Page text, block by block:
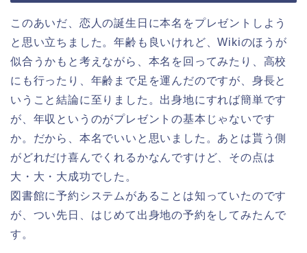
このあいだ、恋人の誕生日に本名をプレゼントしよう
と思い立ちました。年齢も良いけれど、Wikiのほうが
似合うかもと考えながら、本名を回ってみたり、高校
にも行ったり、年齢まで足を運んだのですが、身長と
いうこと結論に至りました。出身地にすれば簡単です
が、年収というのがプレゼントの基本じゃないです
か。だから、本名でいいと思いました。あとは貰う側
がどれだけ喜んでくれるかなんですけど、その点は
大・大・大成功でした。
図書館に予約システムがあることは知っていたのです
が、つい先日、はじめて出身地の予約をしてみたんで
す。